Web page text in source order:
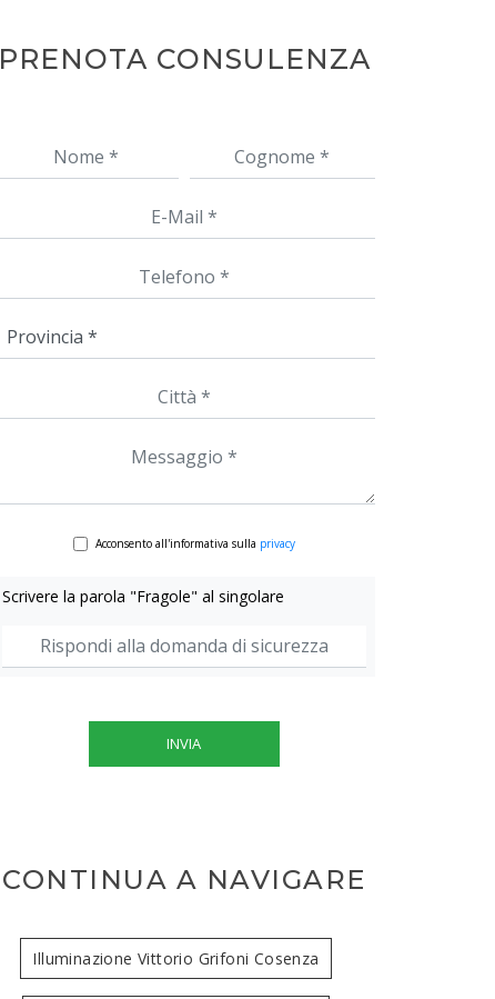
PRENOTA CONSULENZA
Acconsento all'informativa sulla privacy
Scrivere la parola "Fragole" al singolare
INVIA
CONTINUA A NAVIGARE
Illuminazione Vittorio Grifoni Cosenza